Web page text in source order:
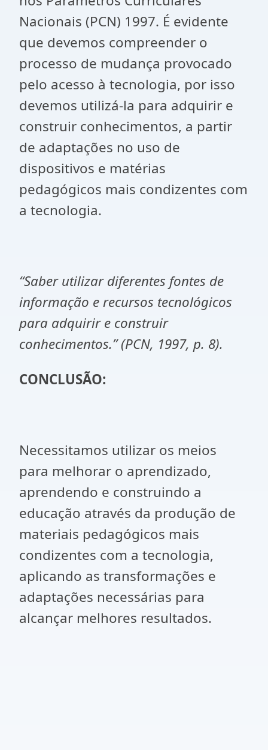
Nacionais (PCN) 1997. É evidente
que devemos compreender o
processo de mudança provocado
pelo acesso à tecnologia, por isso
devemos utilizá-la para adquirir e
construir conhecimentos, a partir
de adaptações no uso de
dispositivos e matérias
pedagógicos mais condizentes com
a tecnologia.
“Saber utilizar diferentes fontes de
informação e recursos tecnológicos
para adquirir e construir
conhecimentos.” (PCN, 1997, p. 8).
CONCLUSÃO:
Necessitamos utilizar os meios
para melhorar o aprendizado,
aprendendo e construindo a
educação através da produção de
materiais pedagógicos mais
condizentes com a tecnologia,
aplicando as transformações e
adaptações necessárias para
alcançar melhores resultados.